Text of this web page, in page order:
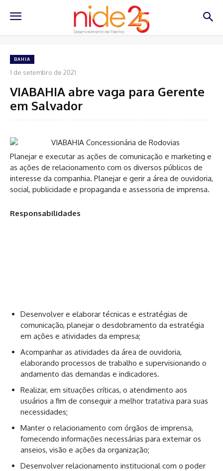
BAHIA
1 de setembro de 2021
VIABAHIA abre vaga para Gerente
em Salvador
Planejar e executar as ações de comunicação e marketing e
as ações de relacionamento com os diversos públicos de
interesse da companhia. Planejar e gerir a área de ouvidoria,
social, publicidade e propaganda e assessoria de imprensa.
Responsabilidades
Desenvolver e elaborar técnicas e estratégias de
comunicação, planejar o desdobramento da estratégia
em ações e atividades da empresa;
Acompanhar as atividades da área de ouvidoria,
elaborando processos de trabalho e supervisionando o
andamento das demandas e indicadores.
Realizar, em situações críticas, o atendimento aos
usuários a fim de conseguir a melhor tratativa para suas
necessidades;
Manter o relacionamento com órgãos de imprensa,
fornecendo informações necessárias para externar os
anseios, visão e ações da organização;
Desenvolver relacionamento institucional com o poder